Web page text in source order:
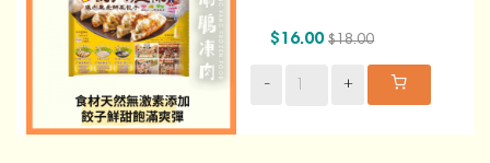
$16.00 $18.00
- +